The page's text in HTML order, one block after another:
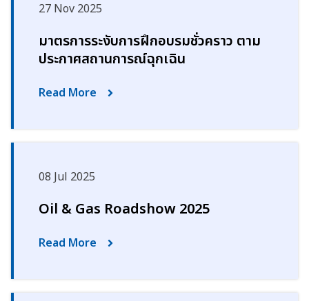
27 Nov 2025
มาตรการระงับการฝึกอบรมชั่วคราว ตาม
ประกาศสถานการณ์ฉุกเฉิน
Read More
08 Jul 2025
Oil & Gas Roadshow 2025
Read More